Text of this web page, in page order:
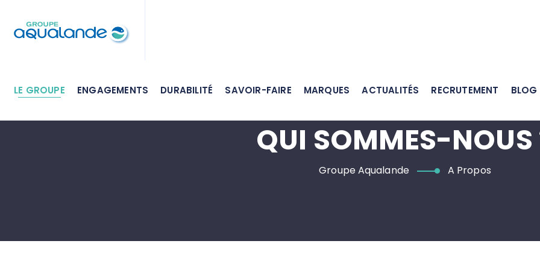
LE GROUPE ENGAGEMENTS DURABILITÉ SAVOIR-FAIRE MARQUES ACTUALITÉS RECRUTEMENT BLOG
QUI SOMMES-NOUS
Groupe Aqualande A Propos